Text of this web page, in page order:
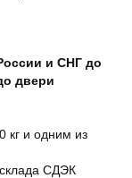
и СНГ до
двери
кг и одним из
СДЭК